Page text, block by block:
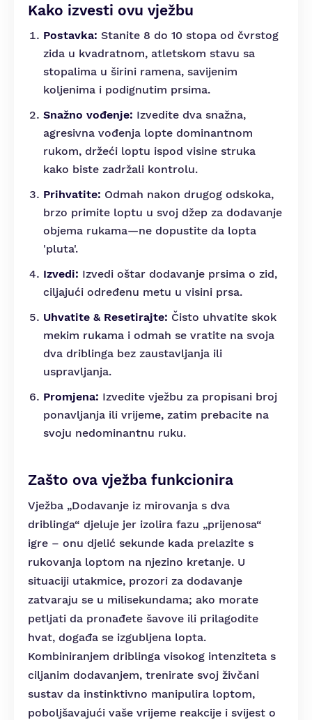
Kako izvesti ovu vježbu
Postavka: Stanite 8 do 10 stopa od čvrstog
zida u kvadratnom, atletskom stavu sa
stopalima u širini ramena, savijenim
koljenima i podignutim prsima.
Snažno vođenje: Izvedite dva snažna,
agresivna vođenja lopte dominantnom
rukom, držeći loptu ispod visine struka
kako biste zadržali kontrolu.
Prihvatite: Odmah nakon drugog odskoka,
brzo primite loptu u svoj džep za dodavanje
objema rukama—ne dopustite da lopta
'pluta'.
Izvedi: Izvedi oštar dodavanje prsima o zid,
ciljajući određenu metu u visini prsa.
Uhvatite & Resetirajte: Čisto uhvatite skok
mekim rukama i odmah se vratite na svoja
dva driblinga bez zaustavljanja ili
uspravljanja.
Promjena: Izvedite vježbu za propisani broj
ponavljanja ili vrijeme, zatim prebacite na
svoju nedominantnu ruku.
Zašto ova vježba funkcionira
Vježba „Dodavanje iz mirovanja s dva
driblinga“ djeluje jer izolira fazu „prijenosa“
igre – onu djelić sekunde kada prelazite s
rukovanja loptom na njezino kretanje. U
situaciji utakmice, prozori za dodavanje
zatvaraju se u milisekundama; ako morate
petljati da pronađete šavove ili prilagodite
hvat, događa se izgubljena lopta.
Kombiniranjem driblinga visokog intenziteta s
ciljanim dodavanjem, trenirate svoj živčani
sustav da instinktivno manipulira loptom,
poboljšavajući vaše vrijeme reakcije i svijest o